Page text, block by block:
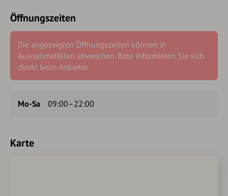
Öffnungszeiten
Die angezeigten Öffnungszeiten können in
Ausnahmefällen abweichen. Bitte informieren Sie sich
direkt beim Anbieter.
Mo-Sa 09:00–22:00
Karte